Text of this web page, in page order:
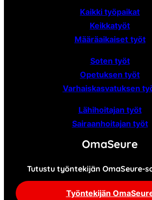
Kaikki työpaikat
Keikkatyöt
Määräaikaiset työt
Soten työt
Opetuksen työt
Varhaiskasvatuksen
Lähihoitajan työt
Sairaanhoitajan työt
OmaSeure
Tutustu työntekijän OmaSeure-
Työntekijän